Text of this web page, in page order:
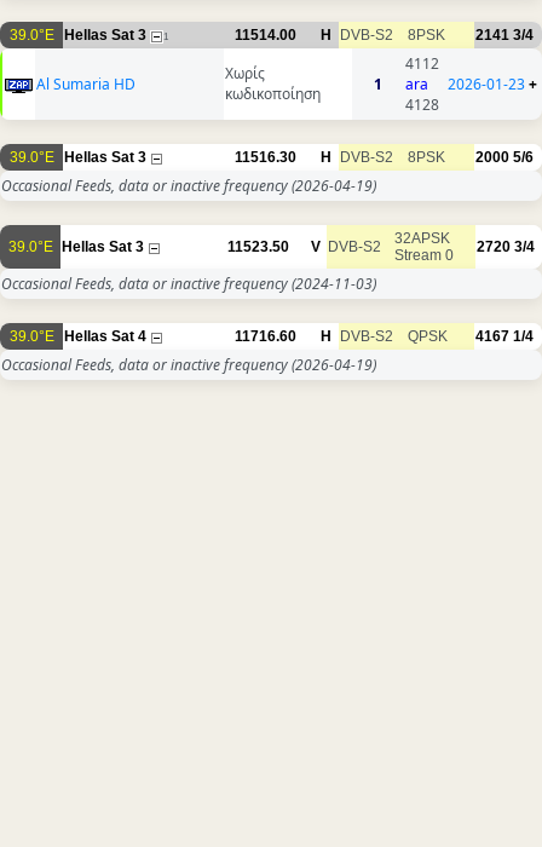
39.0°E Hellas Sat 3 1 11514.00 H DVB-S2 8PSK 2141 3/4
Al Sumaria HD
Χωρίς
κωδικοποίηση
1
4112
ara
4128
2026-01-23+
39.0°E Hellas Sat 3 11516.30 H DVB-S2 8PSK 2000 5/6
Occasional Feeds, data or inactive frequency(2026-04-19)
39.0°E Hellas Sat 3 11523.50 V DVB-S2
32APSK
Stream 0
2720 3/4
Occasional Feeds, data or inactive frequency(2024-11-03)
39.0°E Hellas Sat 4 11716.60 H DVB-S2 QPSK 4167 1/4
Occasional Feeds, data or inactive frequency(2026-04-19)